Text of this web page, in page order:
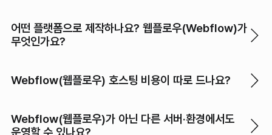
어떤 플랫폼으로 제작하나요? 웹플로우(Webflow)가
무엇인가요?
Webflow(웹플로우) 호스팅 비용이 따로 드나요?
Webflow(웹플로우)가 아닌 다른 서버·환경에서도
운영할 수 있나요?